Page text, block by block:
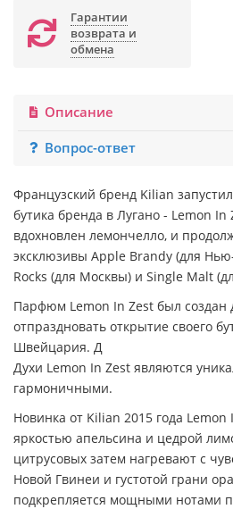
Гарантии
возврата и
обмена
Описание
Вопрос-ответ
Французский бренд Kilian
бутика бренда в Лугано - Lemon
вдохновлен лемончелло, и
эксклюзивы Apple Brandy (для
Rocks (для Москвы) и Single Malt
Парфюм Lemon In Zest был создан
отпраздновать открытие своего
Швейцария. Д
Духи Lemon In Zest являются
гармоничными.
Новинка от Kilian 2015 года Lemon
яркостью апельсина и цедрой
цитрусовых затем нагревают с
Новой Гвинеи и густотой грани
подкрепляется мощными нотами